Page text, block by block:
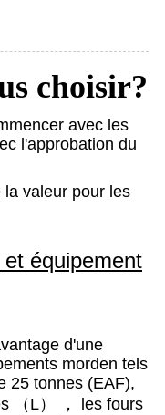
choisir?
avec les
l'approbation du
valeur pour les
équipement
d'une
morden tels
25 tonnes (EAF),
（L） ， les fours